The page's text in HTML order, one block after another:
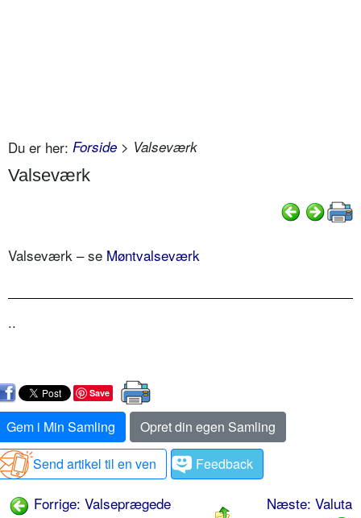
Du er her: Forside > Valseværk
Valseværk
Valseværk – se Møntvalseværk
..
Save
Gem i Min Samling
Opret din egen Samling
Send artikel til en ven
Feedback
Forrige: Valseprægede
Næste: Valuta